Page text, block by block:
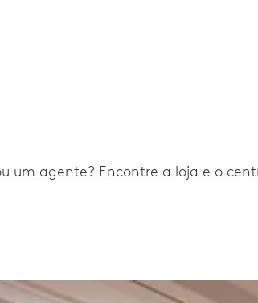
um agente? Encontre a loja e o